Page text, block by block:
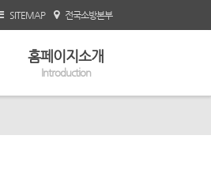
SITEMAP 전국소방본부
홈페이지소개
Introduction